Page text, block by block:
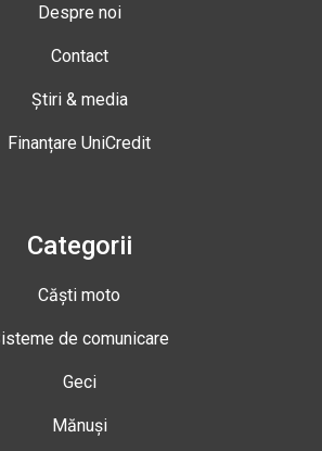
Despre noi
Contact
Știri & media
Finanțare UniCredit
Categorii
Căști moto
de comunicare
Geci
Mănuși